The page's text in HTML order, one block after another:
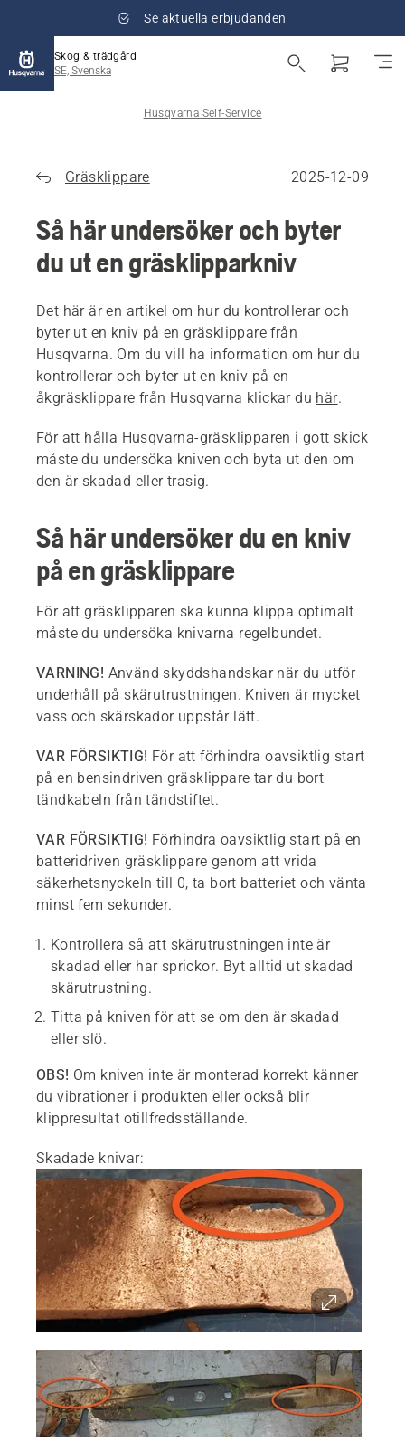
Se aktuella erbjudanden
Skog & trädgård
SE, Svenska
Husqvarna Self-Service
Gräsklippare 2025-12-09
Så här undersöker och byter
du ut en gräsklipparkniv
Det här är en artikel om hur du kontrollerar och
byter ut en kniv på en gräsklippare från
Husqvarna. Om du vill ha information om hur du
kontrollerar och byter ut en kniv på en
åkgräsklippare från Husqvarna klickar du här.
För att hålla Husqvarna-gräsklipparen i gott skick
måste du undersöka kniven och byta ut den om
den är skadad eller trasig.
Så här undersöker du en kniv
på en gräsklippare
För att gräsklipparen ska kunna klippa optimalt
måste du undersöka knivarna regelbundet.
VARNING! Använd skyddshandskar när du utför
underhåll på skärutrustningen. Kniven är mycket
vass och skärskador uppstår lätt.
VAR FÖRSIKTIG! För att förhindra oavsiktlig start
på en bensindriven gräsklippare tar du bort
tändkabeln från tändstiftet.
VAR FÖRSIKTIG! Förhindra oavsiktlig start på en
batteridriven gräsklippare genom att vrida
säkerhetsnyckeln till 0, ta bort batteriet och vänta
minst fem sekunder.
Kontrollera så att skärutrustningen inte är
skadad eller har sprickor. Byt alltid ut skadad
skärutrustning.
Titta på kniven för att se om den är skadad
eller slö.
OBS! Om kniven inte är monterad korrekt känner
du vibrationer i produkten eller också blir
klippresultat otillfredsställande.
Skadade knivar: